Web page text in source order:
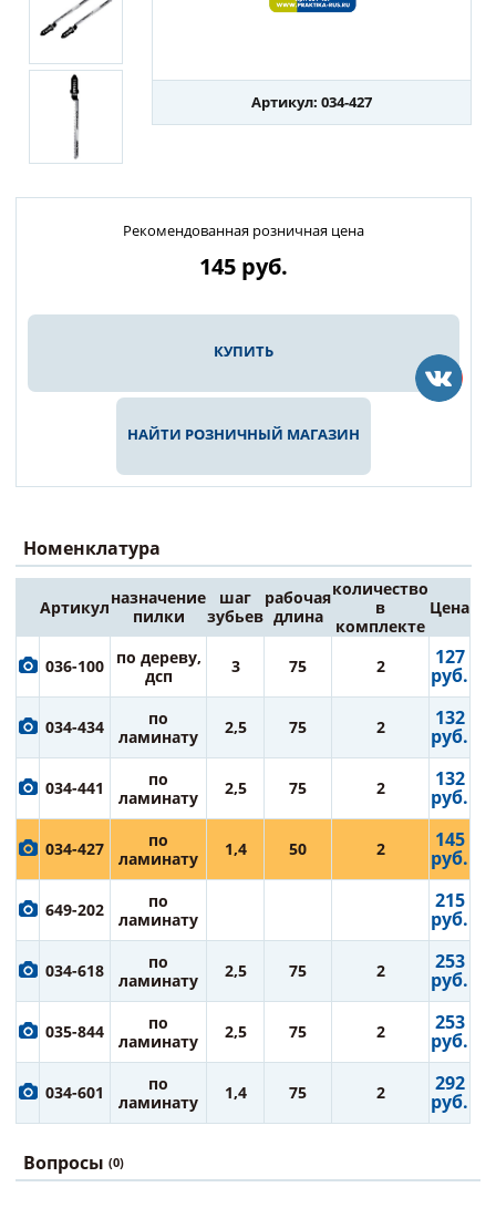
Артикул: 034-427
Рекомендованная розничная цена
145 руб.
КУПИТЬ
НАЙТИ РОЗНИЧНЫЙ МАГАЗИН
Номенклатура
Артикулназначение
пилки
шаг
зубьев
рабочая
длина
количество
в
комплекте
Цена
036-100
по дереву,
дсп
3 75 2 127
руб.
034-434
по
ламинату
2,5 75 2 132
руб.
034-441
по
ламинату
2,5 75 2 132
руб.
034-427
по
ламинату
1,4 50 2 145
руб.
649-202
по
ламинату
215
руб.
034-618
по
ламинату
2,5 75 2 253
руб.
035-844
по
ламинату
2,5 75 2 253
руб.
034-601
по
ламинату
1,4 75 2 292
руб.
Вопросы (0)